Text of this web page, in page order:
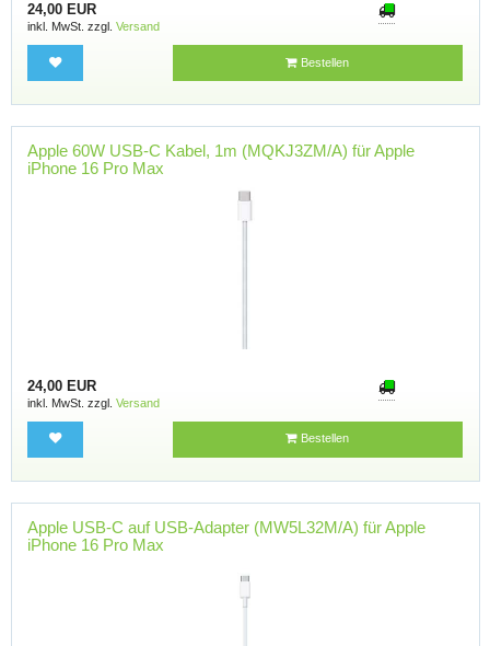
24,00 EUR
inkl. MwSt. zzgl. Versand
Bestellen
Apple 60W USB-C Kabel, 1m (MQKJ3ZM/A) für Apple
iPhone 16 Pro Max
24,00 EUR
inkl. MwSt. zzgl. Versand
Bestellen
Apple USB-C auf USB-Adapter (MW5L32M/A) für Apple
iPhone 16 Pro Max